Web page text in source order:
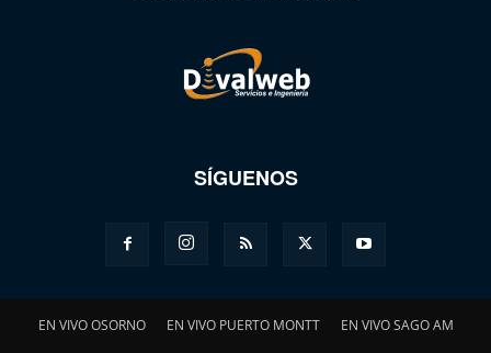
SÍGUENOS
EN VIVO OSORNO EN VIVO PUERTO MONTT EN VIVO SAGO AM